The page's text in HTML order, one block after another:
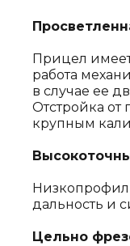
Прицел
работа
в случае ее
Отстройка от
крупным
дальность и
Цельно